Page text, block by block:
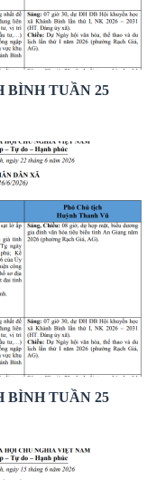
BÌNH TUẦN 25
BÌNH TUẦN 25